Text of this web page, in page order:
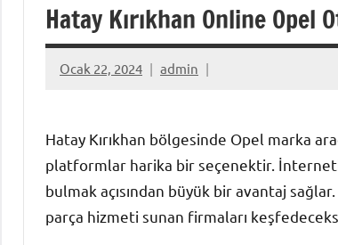
Hatay Kırıkhan Online Opel
Ocak 22, 2024 admin
Hatay Kırıkhan bölgesinde Opel marka
platformlar harika bir seçenektir.
bulmak açısından büyük bir avantaj
parça hizmeti sunan firmaları